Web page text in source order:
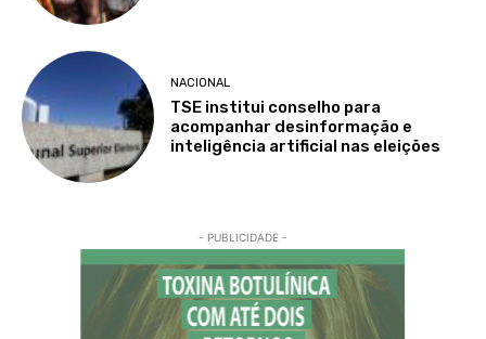
NACIONAL
TSE institui conselho para
acompanhar desinformação e
inteligência artificial nas eleições
- PUBLICIDADE -